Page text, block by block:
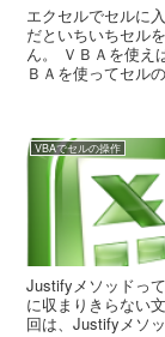
エクセルでセルに
だといちいちセル
ん。 ＶＢＡを使え
ＢＡを使ってセル
VBAでセルの操作
Justifyメソッドっ
に収まりきらない
回は、Justifyメソ